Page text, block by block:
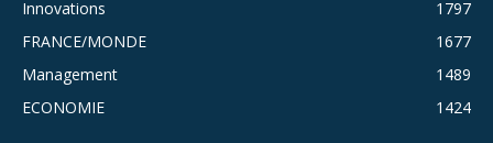
Innovations
1797
FRANCE/MONDE
1677
Management
1489
ECONOMIE
1424